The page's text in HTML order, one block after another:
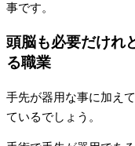
事です。
頭脳も必要だけれ
る職業
手先が器用な事に加え
ているでしょう。